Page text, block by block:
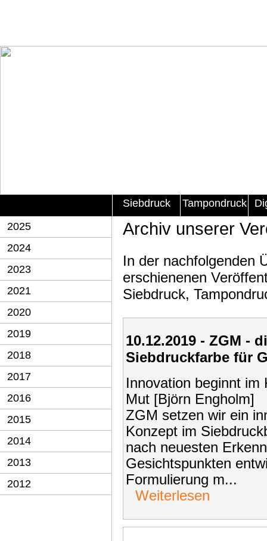
Siebdruck Tampondruck
2025
2024
2023
2021
2020
2019
2018
2017
2016
2015
2014
2013
2012
Archiv unserer
In der nachfolgenden
erschienenen
Siebdruck,
10.12.2019 - ZGM -
Siebdruckfarbe für
Innovation beginnt im
Mut [Björn Engholm]
ZGM setzen wir ein
Konzept im
nach neuesten
Gesichtspunkten
Formulierung m...
Weiterlesen